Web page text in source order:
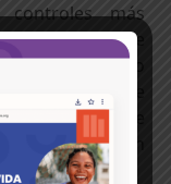
más
el proceso de
hasta cuando
con el fin de
las normas de
traduzcan en